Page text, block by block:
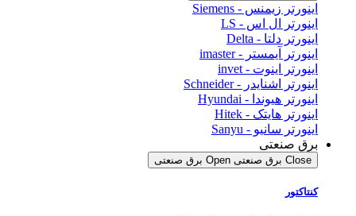
اینورتر زیمنس - Siemens
اینورتر ال اس - LS
اینورتر دلتا - Delta
اینورتر آیمستر - imaster
اینورتر اینوت - invet
اینورتر اشنایدر - Schneider
اینورتر هیوندا - Hyundai
اینورتر هایتک - Hitek
اینورتر سانیو - Sanyu
برق صنعتی
Close برق صنعتی Open برق صنعتی
کنتاکتور